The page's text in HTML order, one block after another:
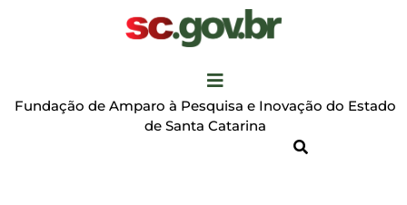
Fundação de Amparo à Pesquisa e Inovação do Estado
de Santa Catarina